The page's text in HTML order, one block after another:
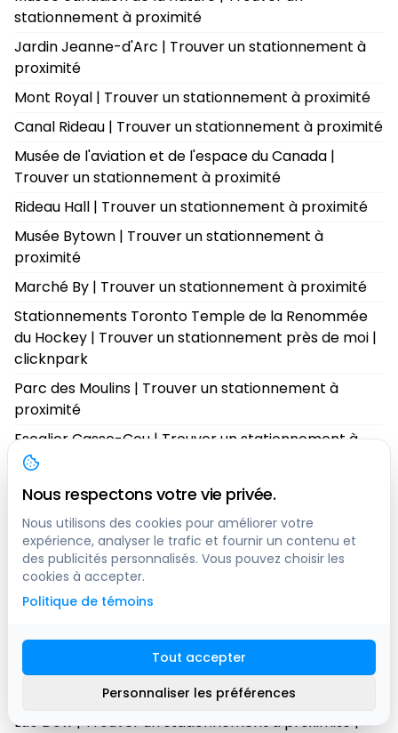
stationnement à proximité
Jardin Jeanne-d'Arc | Trouver un stationnement à
proximité
Mont Royal | Trouver un stationnement à proximité
Canal Rideau | Trouver un stationnement à proximité
Musée de l'aviation et de l'espace du Canada |
Trouver un stationnement à proximité
Rideau Hall | Trouver un stationnement à proximité
Musée Bytown | Trouver un stationnement à
proximité
Marché By | Trouver un stationnement à proximité
Stationnements Toronto Temple de la Renommée
du Hockey | Trouver un stationnement près de moi |
clicknpark
Parc des Moulins | Trouver un stationnement à
proximité
Escalier Casse-Cou | Trouver un stationnement à
proximité
Terrasse Pierre-Dugua-De Mons | Trouver un
stationnement à proximité
Promenade des Gouverneurs | Trouver un
stationnement à proximité
Parc Victoria | Trouver un stationnement à proximité
stationnement à proximité
Lac Saint-Charles | Trouver un stationnement à
Lac Dow | Trouver un stationnement à proximité |
Nous respectons votre vie privée.
Nous utilisons des cookies pour améliorer votre
expérience, analyser le trafic et fournir un contenu et
des publicités personnalisés. Vous pouvez choisir les
cookies à accepter.
Politique de témoins
Tout accepter
Personnaliser les préférences